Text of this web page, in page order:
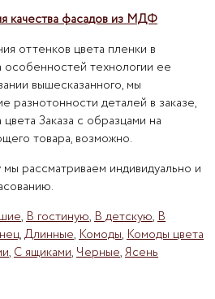
качества фасадов из МДФ
цвета пленки в
особенностей технологии ее
вышесказанного, мы
разнотонности деталей в заказе,
Заказа с образцами на
товара, возможно.
рассматриваем индивидуально и
,В гостиную,В детскую,В
,Длинные,Комоды,Комоды цвета
,С ящиками,Черные,Ясень